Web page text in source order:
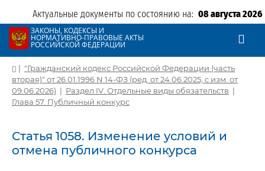
Актуальные документы по состоянию на: 08 августа 2026
ЗАКОНЫ, КОДЕКСЫ И
НОРМАТИВНО-ПРАВОВЫЕ АКТЫ
РОССИЙСКОЙ ФЕДЕРАЦИИ
| "Гражданский кодекс Российской Федерации (часть
вторая)" от 26.01.1996 N 14-ФЗ (ред. от 24.06.2025, с изм. от
09.06.2026) | Раздел IV. Отдельные виды обязательств |
Глава 57. Публичный конкурс
Статья 1058. Изменение условий и
отмена публичного конкурса